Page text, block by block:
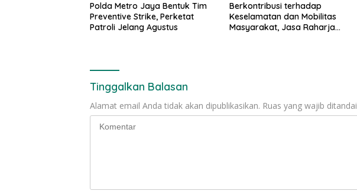
Polda Metro Jaya Bentuk Tim
Preventive Strike, Perketat
Patroli Jelang Agustus
Berkontribusi terhadap
Keselamatan dan Mobilitas
Masyarakat, Jasa Raharja
Tinggalkan Balasan
Alamat email Anda tidak akan dipublikasikan. Ruas yang wajib ditandai